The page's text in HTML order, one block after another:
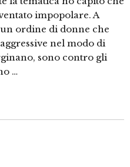
impopolare. A
ordine di donne che
nel modo di
sono contro gli
…